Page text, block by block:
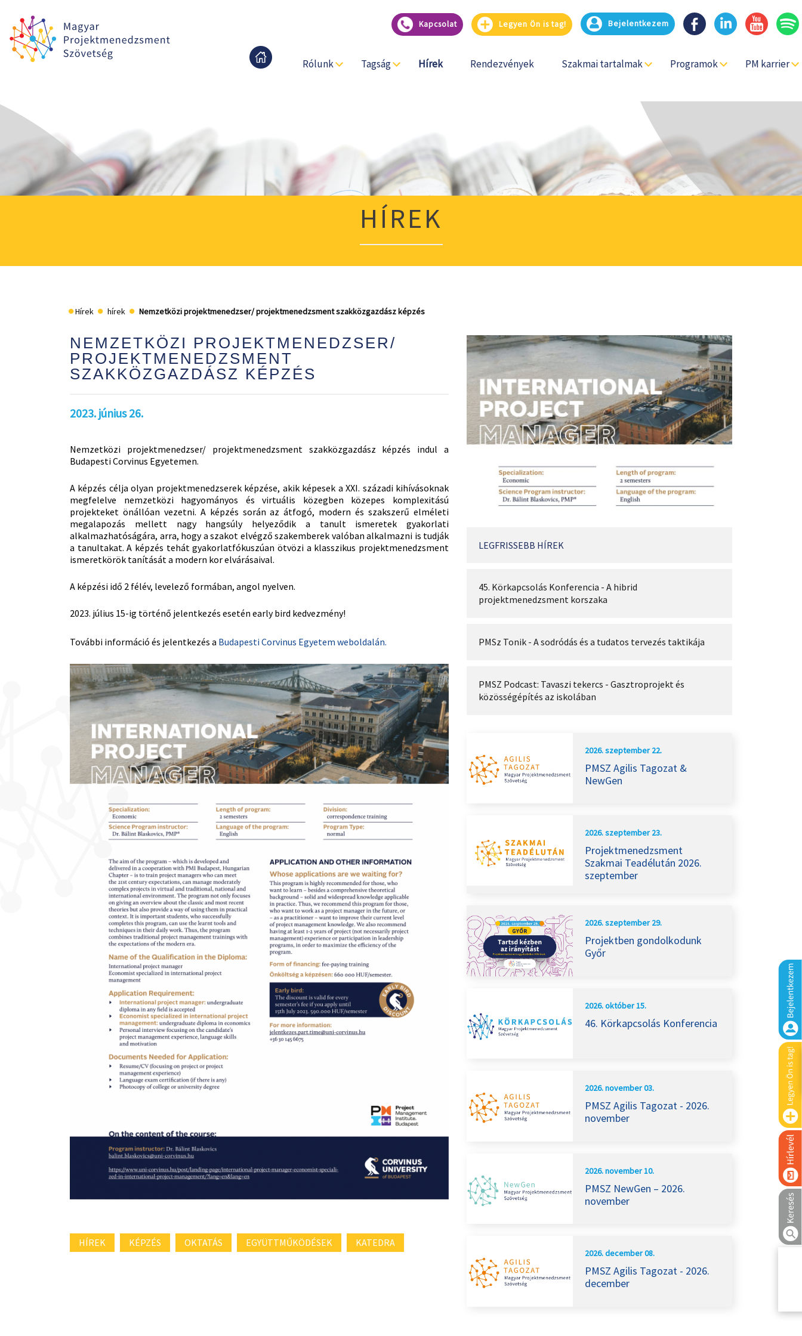
Kapcsolat Legyen Ön is tag! Bejelentkezem
Rólunk Tagság Hírek Rendezvények Szakmai tartalmak Programok PM karrier
HÍREK
Hírek hírek Nemzetközi projektmenedzser/ projektmenedzsment szakközgazdász képzés
NEMZETKÖZI PROJEKTMENEDZSER/
PROJEKTMENEDZSMENT
SZAKKÖZGAZDÁSZ KÉPZÉS
2023. június 26.
Nemzetközi projektmenedzser/ projektmenedzsment szakközgazdász képzés indul a
Budapesti Corvinus Egyetemen.
A képzés célja olyan projektmenedzserek képzése, akik képesek a XXI. századi kihívásoknak
megfelelve nemzetközi hagyományos és virtuális közegben közepes komplexitású
projekteket önállóan vezetni. A képzés során az átfogó, modern és szakszerű elméleti
megalapozás mellett nagy hangsúly helyeződik a tanult ismeretek gyakorlati
alkalmazhatóságára, arra, hogy a szakot elvégző szakemberek valóban alkalmazni is tudják
a tanultakat. A képzés tehát gyakorlatfókuszúan ötvözi a klasszikus projektmenedzsment
ismeretkörök tanítását a modern kor elvárásaival.
A képzési idő 2 félév, levelező formában, angol nyelven.
2023. július 15-ig történő jelentkezés esetén early bird kedvezmény!
További információ és jelentkezés a Budapesti Corvinus Egyetem weboldalán.
HÍREK KÉPZÉS OKTATÁS EGYÜTTMŰKÖDÉSEK KATEDRA
LEGFRISSEBB HÍREK
45. Körkapcsolás Konferencia - A hibrid
projektmenedzsment korszaka
PMSz Tonik - A sodródás és a tudatos tervezés taktikája
PMSZ Podcast: Tavaszi tekercs - Gasztroprojekt és
közösségépítés az iskolában
2026. szeptember 22.
PMSZ Agilis Tagozat &
NewGen
2026. szeptember 23.
Projektmenedzsment
Szakmai Teadélután 2026.
szeptember
2026. szeptember 29.
Projektben gondolkodunk
Győr
2026. október 15.
46. Körkapcsolás Konferencia
2026. november 03.
PMSZ Agilis Tagozat - 2026.
november
2026. november 10.
PMSZ NewGen – 2026.
november
2026. december 08.
PMSZ Agilis Tagozat - 2026.
december